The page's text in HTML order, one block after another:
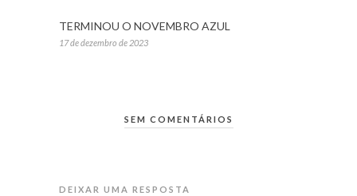
TERMINOU O NOVEMBRO AZUL
17 de dezembro de 2023
SEM COMENTÁRIOS
DEIXAR UMA RESPOSTA